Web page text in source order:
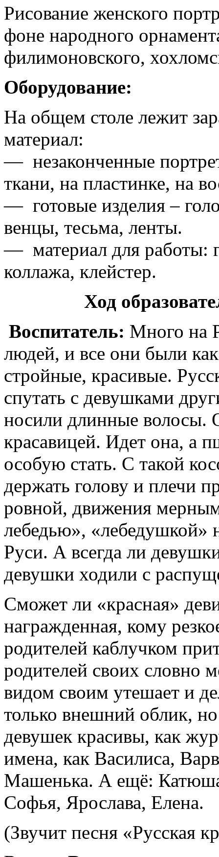
Рисование женского
фоне народного
филимоновского,
Оборудование:
На общем столе лежит
материал:
— незаконченные
ткани, на пластинке, на
— готовые изделия –
венцы, тесьма, ленты.
— материал для работы:
коллажа, клейстер.
Ход
Воспитатель: Много на
людей, и все они были
стройные, красивые.
спутать с девушками
носили длинные волосы.
красавицей. Идет она, а
особую стать. С такой
держать голову и плечи
ровной, движения
лебедью», «лебедушкой»
Руси. А всегда ли
девушки ходили с
Сможет ли «красная»
награжденная, кому
родителей каблучком
родителей своих словно
видом своим утешает и
только внешний облик,
девушек красивы, как
имена, как Василиса,
Машенька. А ещё:
Софья, Ярослава, Елена.
(Звучит песня «Русская